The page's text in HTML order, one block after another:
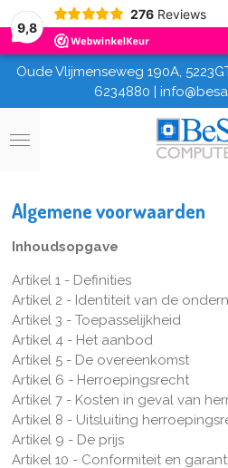
9,8
276 Reviews
Oude Vlijmenseweg 190A,
6234880 |
Algemene voorwaarden
Inhoudsopgave
Artikel 1 - Definities
Artikel 2 - Identiteit van de
Artikel 3 - Toepasselijkheid
Artikel 4 - Het aanbod
Artikel 5 - De overeenkomst
Artikel 6 - Herroepingsrecht
Artikel 7 - Kosten in geval van
Artikel 8 - Uitsluiting
Artikel 9 - De prijs
Artikel 10 - Conformiteit en